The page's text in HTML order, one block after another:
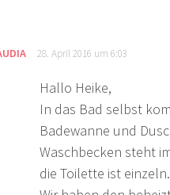
28. April 2016 um 6:03
Hallo Heike,
In das Bad selbst
Badewanne und
Waschbecken steht
die Toilette ist einzeln.